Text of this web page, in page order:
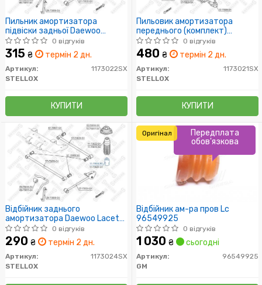
Пильник амортизатора
підвіски задньої Daewoo
Lacetti Sedan/Hatchback 04>
0 відгуків
315 ₴ термін 2 дн.
Артикул:
1173022SX
STELLOX
КУПИТИ
Пильовик амортизатора
переднього (комплект)
LACETTI
0 відгуків
480 ₴ термін 2 дн.
Артикул:
1173021SX
STELLOX
КУПИТИ
Відбійник заднього
амортизатора Daewoo Lacetti
Sedan/Hatchback 04>
0 відгуків
290 ₴ термін 2 дн.
Артикул:
1173024SX
STELLOX
Відбійник ам-ра пров Lc
96549925
0 відгуків
1 030 ₴ сьогодні
Артикул:
96549925
GM
Передплата
обов'язкова
Оригінал